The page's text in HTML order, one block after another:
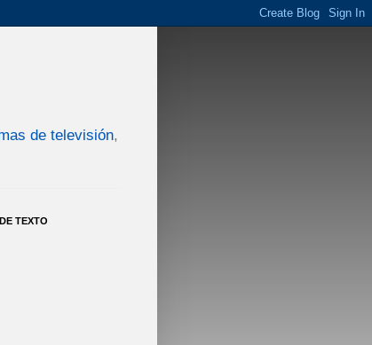
de televisión,
TEXTO